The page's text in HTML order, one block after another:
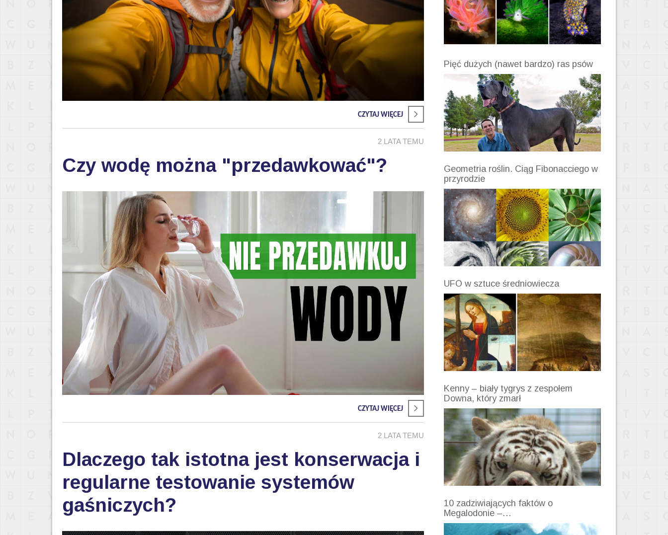
CZYTAJ WIĘCEJ
2 LATA TEMU
Czy wodę można "przedawkować"?
CZYTAJ WIĘCEJ
2 LATA TEMU
Dlaczego tak istotna jest konserwacja i
regularne testowanie systemów
gaśniczych?
Pięć dużych (nawet bardzo) ras psów
Geometria roślin. Ciąg Fibonacciego w
przyrodzie
UFO w sztuce średniowiecza
Kenny – biały tygrys z zespołem
Downa, który zmarł
10 zadziwiających faktów o
Megalodonie –…